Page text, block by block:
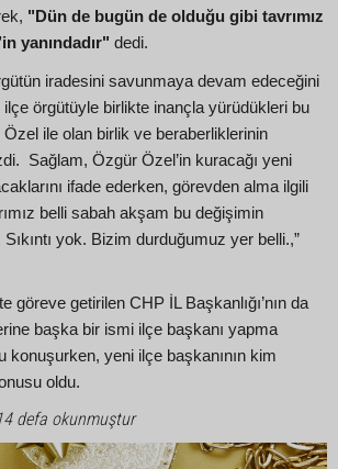
"Dün de bugün de olduğu gibi tavrımız
yanındadır" dedi.
iradesini savunmaya devam edeceğini
örgütüyle birlikte inançla yürüdükleri bu
ile olan birlik ve beraberliklerinin
Sağlam, Özgür Özel’in kuracağı yeni
ifade ederken, görevden alma ilgili
belli sabah akşam bu değişimin
yok. Bizim durduğumuz yer belli.,”
göreve getirilen CHP İL Başkanlığı’nın da
başka bir ismi ilçe başkanı yapma
konuşurken, yeni ilçe başkanının kim
oldu.
defa okunmuştur